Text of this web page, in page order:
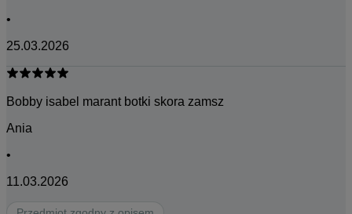
•
25.03.2026
Bobby isabel marant botki skora zamsz
Ania
•
11.03.2026